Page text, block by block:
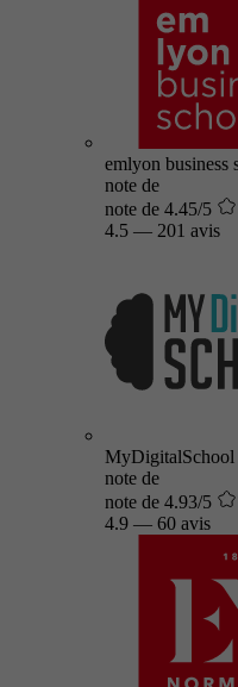
emlyon business
note de
note de 4.45/5
4.5 — 201 avis
MyDigitalSchool
note de
note de 4.93/5
4.9 — 60 avis